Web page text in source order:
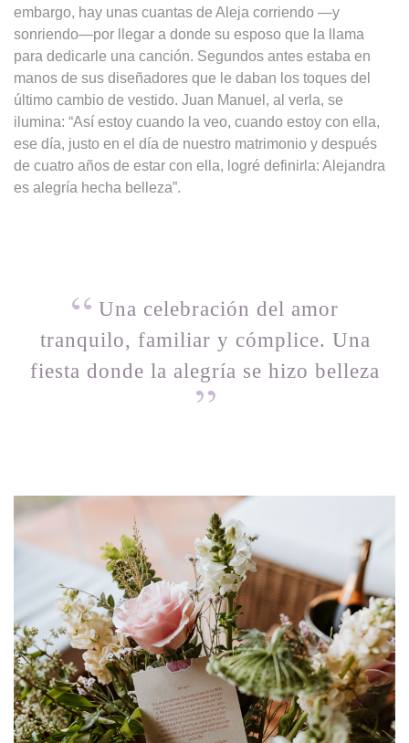
embargo, hay unas cuantas de Aleja corriendo —y
sonriendo—por llegar a donde su esposo que la llama
para dedicarle una canción. Segundos antes estaba en
manos de sus diseñadores que le daban los toques del
último cambio de vestido. Juan Manuel, al verla, se
ilumina: “Así estoy cuando la veo, cuando estoy con ella,
ese día, justo en el día de nuestro matrimonio y después
de cuatro años de estar con ella, logré definirla: Alejandra
es alegría hecha belleza”.
Una celebración del amor
tranquilo, familiar y cómplice. Una
fiesta donde la alegría se hizo belleza